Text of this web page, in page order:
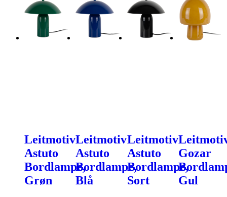
Leitmotiv
Astuto
Bordlampe,
Grøn
Leitmotiv
Astuto
Bordlampe,
Blå
Leitmotiv
Astuto
Bordlampe,
Sort
Gozar
Gul